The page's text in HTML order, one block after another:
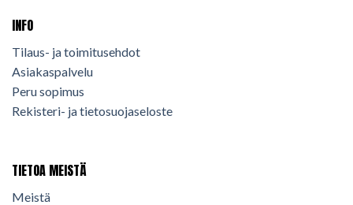
INFO
Tilaus- ja toimitusehdot
Asiakaspalvelu
Peru sopimus
Rekisteri- ja tietosuojaseloste
TIETOA MEISTÄ
Meistä